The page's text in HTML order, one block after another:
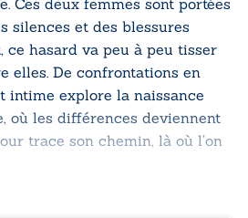
Ces deux femmes sont portées
silences et des blessures
ce hasard va peu à peu tisser
elles. De confrontations en
intime explore la naissance
où les différences deviennent
trace son chemin, là où l’on